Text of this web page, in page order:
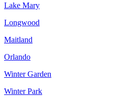
Lake Mary
Longwood
Maitland
Orlando
Winter Garden
Winter Park